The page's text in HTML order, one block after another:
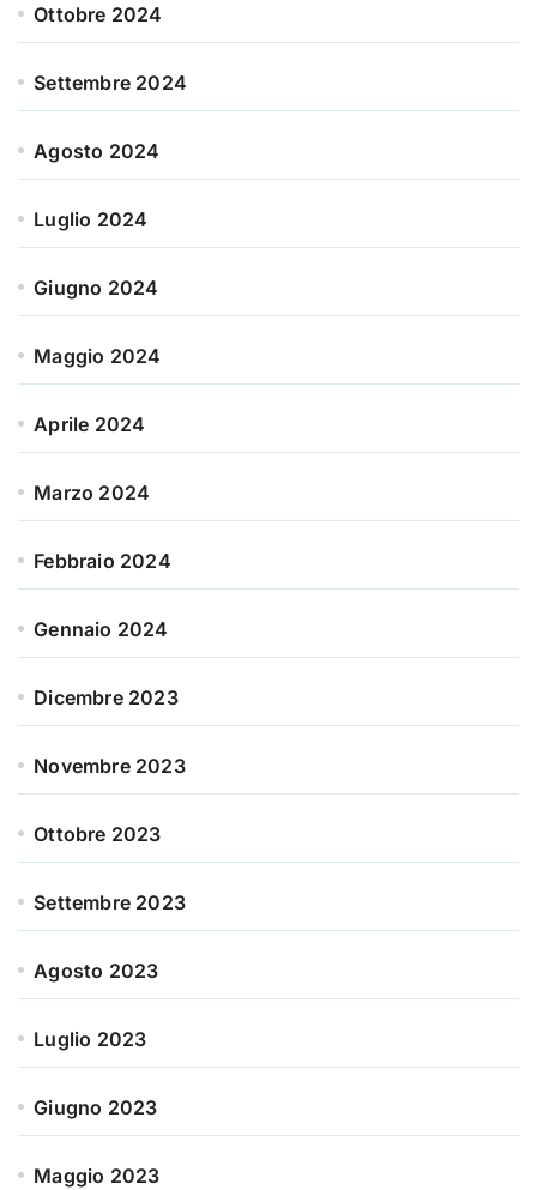
Ottobre 2024
Settembre 2024
Agosto 2024
Luglio 2024
Giugno 2024
Maggio 2024
Aprile 2024
Marzo 2024
Febbraio 2024
Gennaio 2024
Dicembre 2023
Novembre 2023
Ottobre 2023
Settembre 2023
Agosto 2023
Luglio 2023
Giugno 2023
Maggio 2023